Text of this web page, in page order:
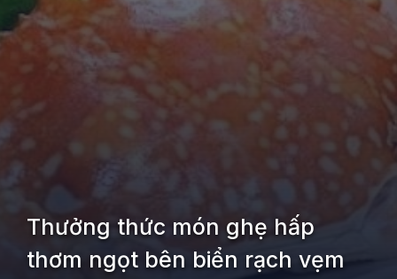
Thưởng thức món ghẹ hấp
thơm ngọt bên biển rạch vẹm